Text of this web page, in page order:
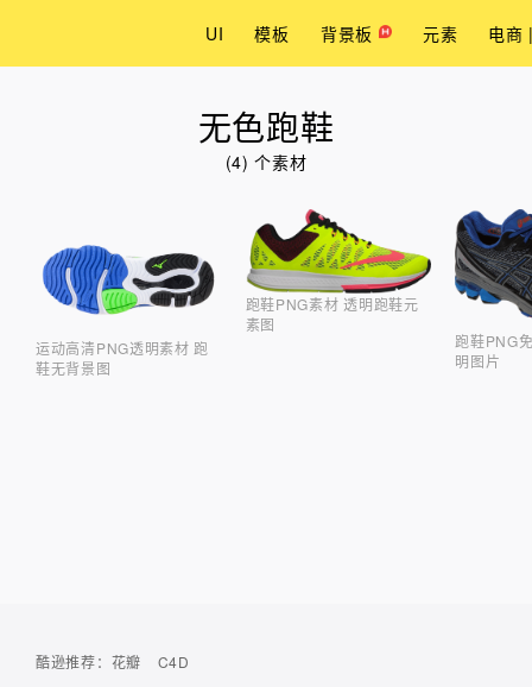
UI 模板 背景板 元素 电商
无色跑鞋
(4) 个素材
运动高清PNG透明素材 跑
鞋无背景图
跑鞋PNG素材 透明跑鞋元
素图
跑鞋PNG
明图片
酷逊推荐： 花瓣 C4D